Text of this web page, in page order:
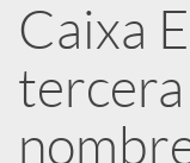
b
l
Caixa